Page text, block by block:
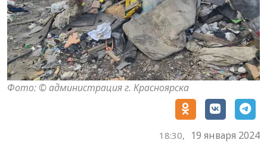
Фото: © администрация г. Красноярска
18:30, 19 января 2024